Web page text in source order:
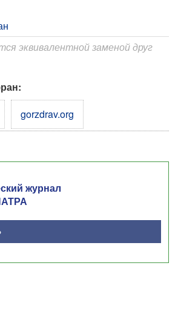
эквивалентной заменой друг
gorzdrav.org
журнал